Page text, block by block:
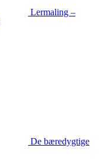
Lermaling –
De bæredygtige